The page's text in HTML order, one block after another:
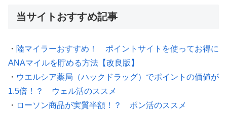
当サイトおすすめ記事
・ 陸マイラーおすすめ！ ポイントサイトを使ってお得に
ANAマイルを貯める方法【改良版】
・ ウエルシア薬局（ハックドラッグ）でポイントの価値が
1.5倍！？ ウェル活のススメ
・ ローソン商品が実質半額！？ ポン活のススメ